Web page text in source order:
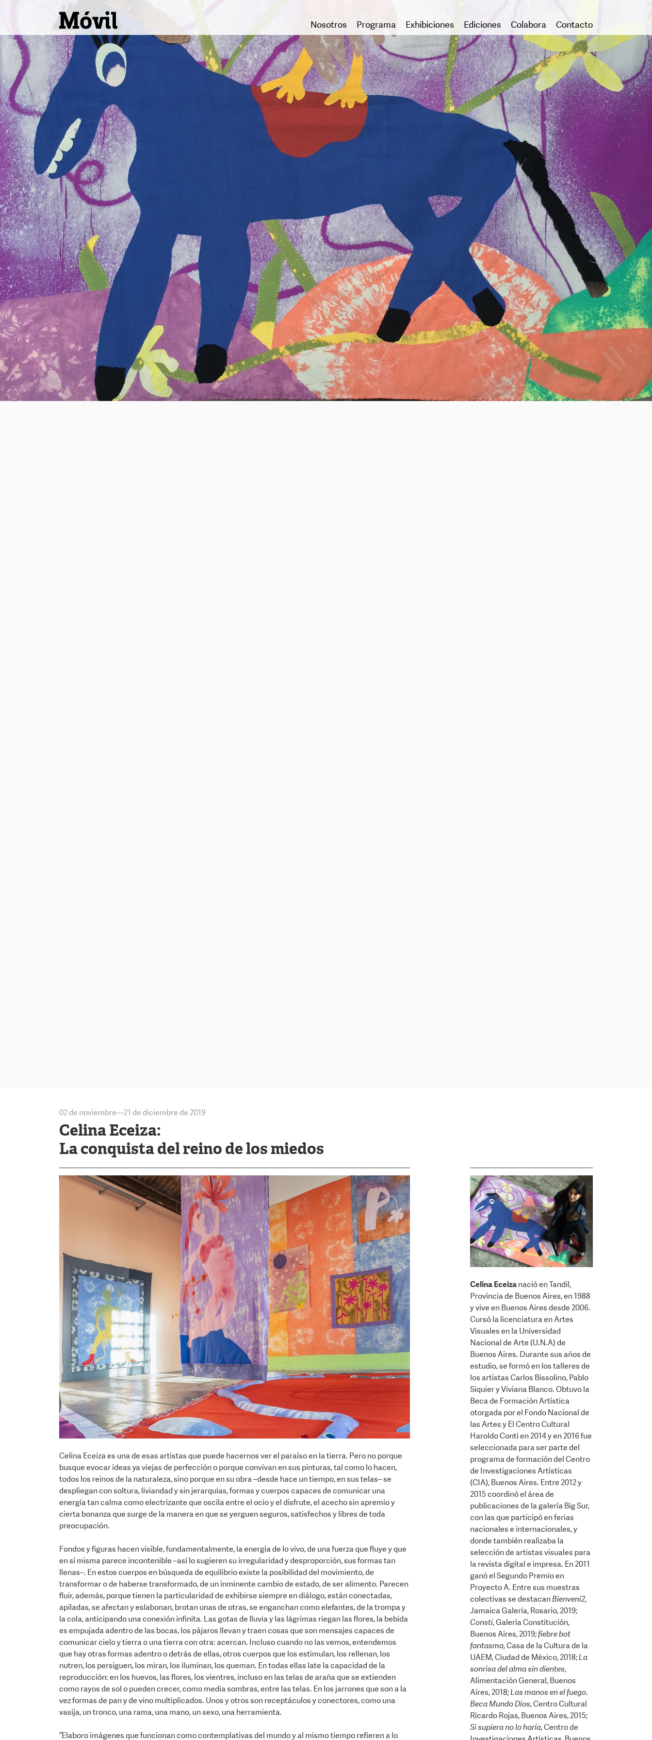
Nosotros Programa Exhibiciones Ediciones Colabora Contacto
02 de noviembre—21 de diciembre de 2019
Celina Eceiza:
La conquista del reino de los miedos
Celina Eceiza es una de esas artistas que puede hacernos ver el paraíso en la tierra. Pero no porque
busque evocar ideas ya viejas de perfección o porque convivan en sus pinturas, tal como lo hacen,
todos los reinos de la naturaleza, sino porque en su obra –desde hace un tiempo, en sus telas– se
despliegan con soltura, liviandad y sin jerarquías, formas y cuerpos capaces de comunicar una
energía tan calma como electrizante que oscila entre el ocio y el disfrute, el acecho sin apremio y
cierta bonanza que surge de la manera en que se yerguen seguros, satisfechos y libres de toda
preocupación.
Fondos y figuras hacen visible, fundamentalmente, la energía de lo vivo, de una fuerza que fluye y que
en sí misma parece incontenible –así lo sugieren su irregularidad y desproporción, sus formas tan
llenas–. En estos cuerpos en búsqueda de equilibrio existe la posibilidad del movimiento, de
transformar o de haberse transformado, de un inminente cambio de estado, de ser alimento. Parecen
fluir, además, porque tienen la particularidad de exhibirse siempre en diálogo, están conectadas,
apiladas, se afectan y eslabonan, brotan unas de otras, se enganchan como elefantes, de la trompa y
la cola, anticipando una conexión infinita. Las gotas de lluvia y las lágrimas riegan las flores, la bebida
es empujada adentro de las bocas, los pájaros llevan y traen cosas que son mensajes capaces de
comunicar cielo y tierra o una tierra con otra: acercan. Incluso cuando no las vemos, entendemos
que hay otras formas adentro o detrás de ellas, otros cuerpos que los estimulan, los rellenan, los
nutren, los persiguen, los miran, los iluminan, los queman. En todas ellas late la capacidad de la
reproducción: en los huevos, las flores, los vientres, incluso en las telas de araña que se extienden
como rayos de sol o pueden crecer, como media sombras, entre las telas. En los jarrones que son a la
vez formas de pan y de vino multiplicados. Unos y otros son receptáculos y conectores, como una
vasija, un tronco, una rama, una mano, un sexo, una herramienta.
“Elaboro imágenes que funcionan como contemplativas del mundo y al mismo tiempo refieren a lo
Celina Eceizanació en Tandil,
Provincia de Buenos Aires, en 1988
y vive en Buenos Aires desde 2006.
Cursó la licenciatura en Artes
Visuales en la Universidad
Nacional de Arte (U.N.A) de
Buenos Aires. Durante sus años de
estudio, se formó en los talleres de
los artistas Carlos Bissolino, Pablo
Siquier y Viviana Blanco. Obtuvo la
Beca de Formación Artística
otorgada por el Fondo Nacional de
las Artes y El Centro Cultural
Haroldo Conti en 2014 y en 2016 fue
seleccionada para ser parte del
programa de formación del Centro
de Investigaciones Artísticas
(CIA), Buenos Aires. Entre 2012 y
2015 coordinó el área de
publicaciones de la galería Big Sur,
con las que participó en ferias
nacionales e internacionales, y
donde también realizaba la
selección de artistas visuales para
la revista digital e impresa. En 2011
ganó el Segundo Premio en
Proyecto A. Entre sus muestras
colectivas se destacanBienveni2,
Jamaica Galería, Rosario, 2019;
Consti, Galería Constitución,
Buenos Aires, 2019;fiebre bot
fantasma, Casa de la Cultura de la
UAEM, Ciudad de México, 2018;La
sonrisa del alma sin dientes,
Alimentación General, Buenos
Aires, 2018;Las manos en el fuego.
Beca Mundo Dios, Centro Cultural
Ricardo Rojas, Buenos Aires, 2015;
Si supiera no lo haría, Centro de